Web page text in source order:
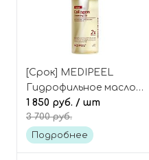
[Срок] MEDIPEEL
Гидрофильное масло с
коллагеном и
лактобактериями 2.0
Red Lacto Collagen
1 850 руб. / шт
3 700 руб.
Подробнее